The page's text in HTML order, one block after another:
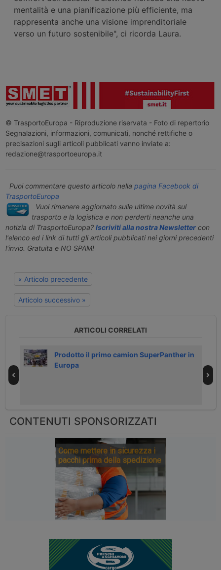
mentalità e una pianificazione più efficiente, ma
rappresenta anche una visione imprenditoriale
verso un futuro sostenibile", ci ricorda Laura.
© TrasportoEuropa - Riproduzione riservata - Foto di repertorio
Segnalazioni, informazioni, comunicati, nonché rettifiche o
precisazioni sugli articoli pubblicati vanno inviate a:
redazione@trasportoeuropa.it
Puoi commentare questo articolo nella pagina Facebook di
TrasportoEuropa
Vuoi rimanere aggiornato sulle ultime novità sul
trasporto e la logistica e non perderti neanche una
notizia di TrasportoEuropa? Iscriviti alla nostra Newslettercon
l'elenco ed i link di tutti gli articoli pubblicati nei giorni precedenti
l'invio. Gratuita e NO SPAM!
« Articolo precedente
Articolo successivo »
ARTICOLI CORRELATI
Prodotto il primo camion SuperPanther in
Europa
CONTENUTI SPONSORIZZATI
Come mettere in sicurezza i
pacchi prima della spedizione